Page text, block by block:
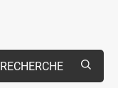
RECHERCHE